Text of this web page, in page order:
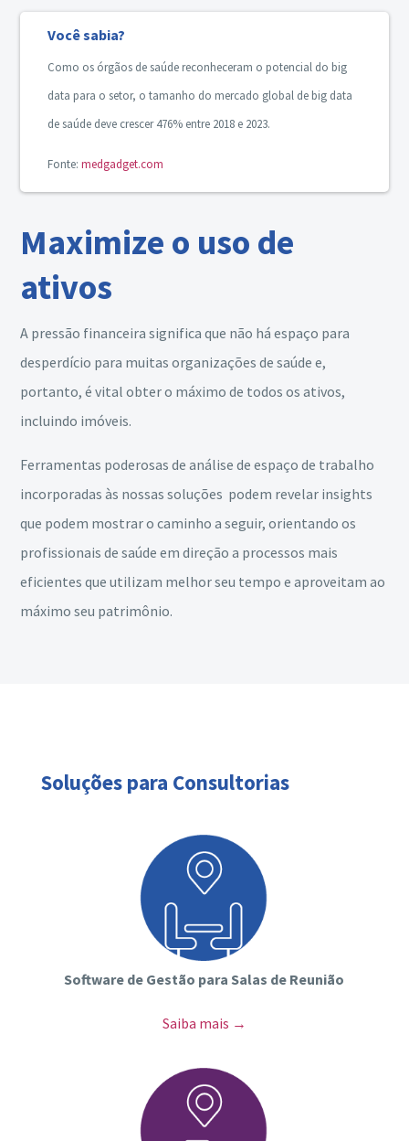
Você sabia?
Como os órgãos de saúde reconheceram o potencial do big
data para o setor, o tamanho do mercado global de big data
de saúde deve crescer 476% entre 2018 e 2023.
Fonte:medgadget.com
Maximize o uso de
ativos
A pressão financeira significa que não há espaço para
desperdício para muitas organizações de saúde e,
portanto, é vital obter o máximo de todos os ativos,
incluindo imóveis.
Ferramentas poderosas de análise de espaço de trabalho
incorporadas às nossas soluções podem revelar insights
que podem mostrar o caminho a seguir, orientando os
profissionais de saúde em direção a processos mais
eficientes que utilizam melhor seu tempo e aproveitam ao
máximo seu patrimônio.
Soluções para Consultorias
Software de Gestão para Salas de Reunião
Saiba mais →